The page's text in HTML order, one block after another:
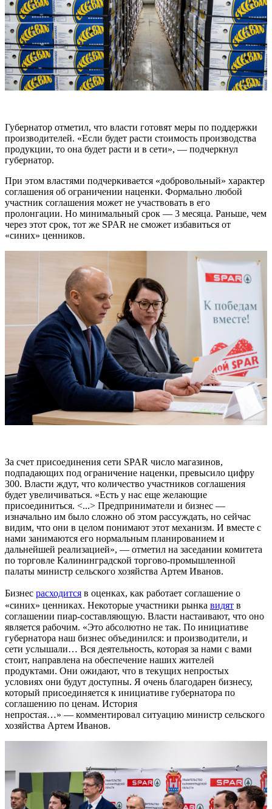
Губернатор отметил, что власти готовят меры по поддержки
производителей. «Если будет расти стоимость производства
продукции, то она будет расти и в сети», — подчеркнул
губернатор.
При этом властями подчеркивается «добровольный» характер
соглашения об ограничении наценки. Формально любой
участник соглашения может не участвовать в его
пролонгации. Но минимальный срок — 3 месяца. Раньше, чем
через этот срок, тот же SPAR не сможет избавиться от
«синих» ценников.
За счет присоединения сети SPAR число магазинов,
подпадающих под ограничение наценки, превысило цифру
300. Власти ждут, что количество участников соглашения
будет увеличиваться. «Есть у нас еще желающие
присоединиться. <...> Предприниматели и бизнес —
изначально им было сложно об этом рассуждать, но сейчас
видим, что они в целом понимают этот механизм. И вместе с
нами занимаются его нормальным планированием и
дальнейшей реализацией», — отметил на заседании комитета
по торговле Калининградской торгово-промышленной
палаты министр сельского хозяйства Артем Иванов.
Бизнес расходится в оценках, как работает соглашение о
«синих» ценниках. Некоторые участники рынка видят в
соглашении пиар-составляющую. Власти настаивают, что оно
является рабочим. «Это абсолютно не так. По инициативе
губернатора наш бизнес объединился: и производители, и
сети услышали… Вся деятельность, которая за нами с вами
стоит, направлена на обеспечение наших жителей
продуктами. Они ожидают, что в текущих непростых
условиях они будут доступны. Я очень благодарен бизнесу,
который присоединяется к инициативе губернатора по
соглашению по ценам. История
непростая…» — комментировал ситуацию министр сельского
хозяйства Артем Иванов.